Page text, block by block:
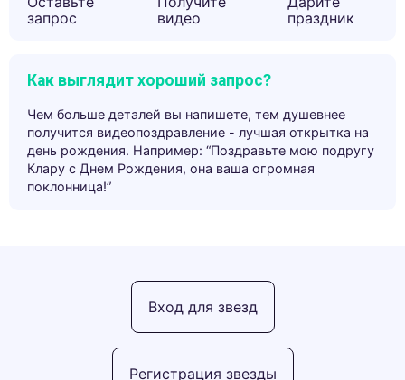
запрос
видео
праздник
Как выглядит хороший запрос?
Чем больше деталей вы напишете, тем душевнее
получится видеопоздравление - лучшая открытка на
день рождения. Например: “Поздравьте мою подругу
Клару с Днем Рождения, она ваша огромная
поклонница!”
Регистрация звезды
Вход для звезд